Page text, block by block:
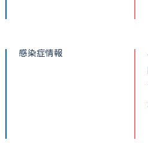
感染症情報